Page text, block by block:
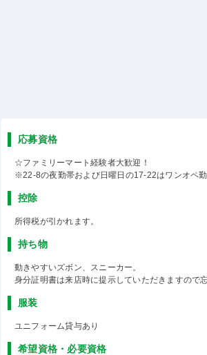
応募資格
☆ファミリーマート経験者大歓迎！
※22-8の夜勤帯および日曜日の17-22はワンオペ勤
控除
所得税が引かれます。
持ち物
動きやすいズボン、スニーカー。
身分証明書は来店時に提示していただきますので
服装
ユニフォーム貸与あり
希望資格・必要資格